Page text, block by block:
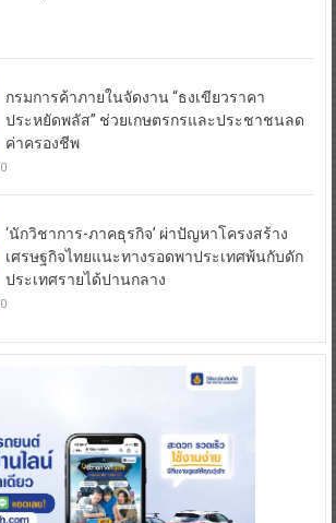
กรมการค้าภายในจัดงาน “ธงเขียวราคา
ประหยัดพลัส” ช่วยเกษตรกรและประชาชนลด
ค่าครองชีพ
0
‘นักวิชาการ-ภาคธุรกิจ’ ผ่าปัญหาโครงสร้าง
เศรษฐกิจไทยแนะทางรอดพาประเทศพ้นกับดัก
ประเทศรายได้ปานกลาง
0